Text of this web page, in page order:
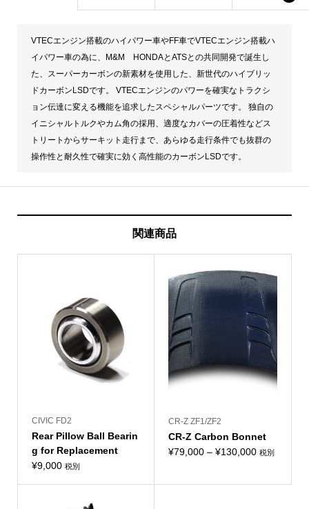
VTECエンジン搭載のハイパワー車やFF車でVTECエンジン搭載ハ
イパワー車の為に、M&M HONDAとATSとの共同開発で誕生し
た、スーパーカーボンの新素材を使用した、新世代のハイブリッ
ドカーボンLSDです。 VTECエンジンのパワーを確実なトラクシ
ョン伝達に変える機能を追求したスペシャルパーツです。 独自の
イニシャルトルクやカム角の採用、適度なカバーの圧着性などス
トリートからサーキット走行まで、あらゆる走行条件でも抜群の
操作性と耐久性で確実に効く高性能のカーボンLSDです。
関連商品
CIVIC FD2
Rear Pillow Ball Bearin
g for Replacement
¥9,000 税別
CR-Z ZF1/ZF2
CR-Z Carbon Bonnet
¥79,000 – ¥130,000価税別